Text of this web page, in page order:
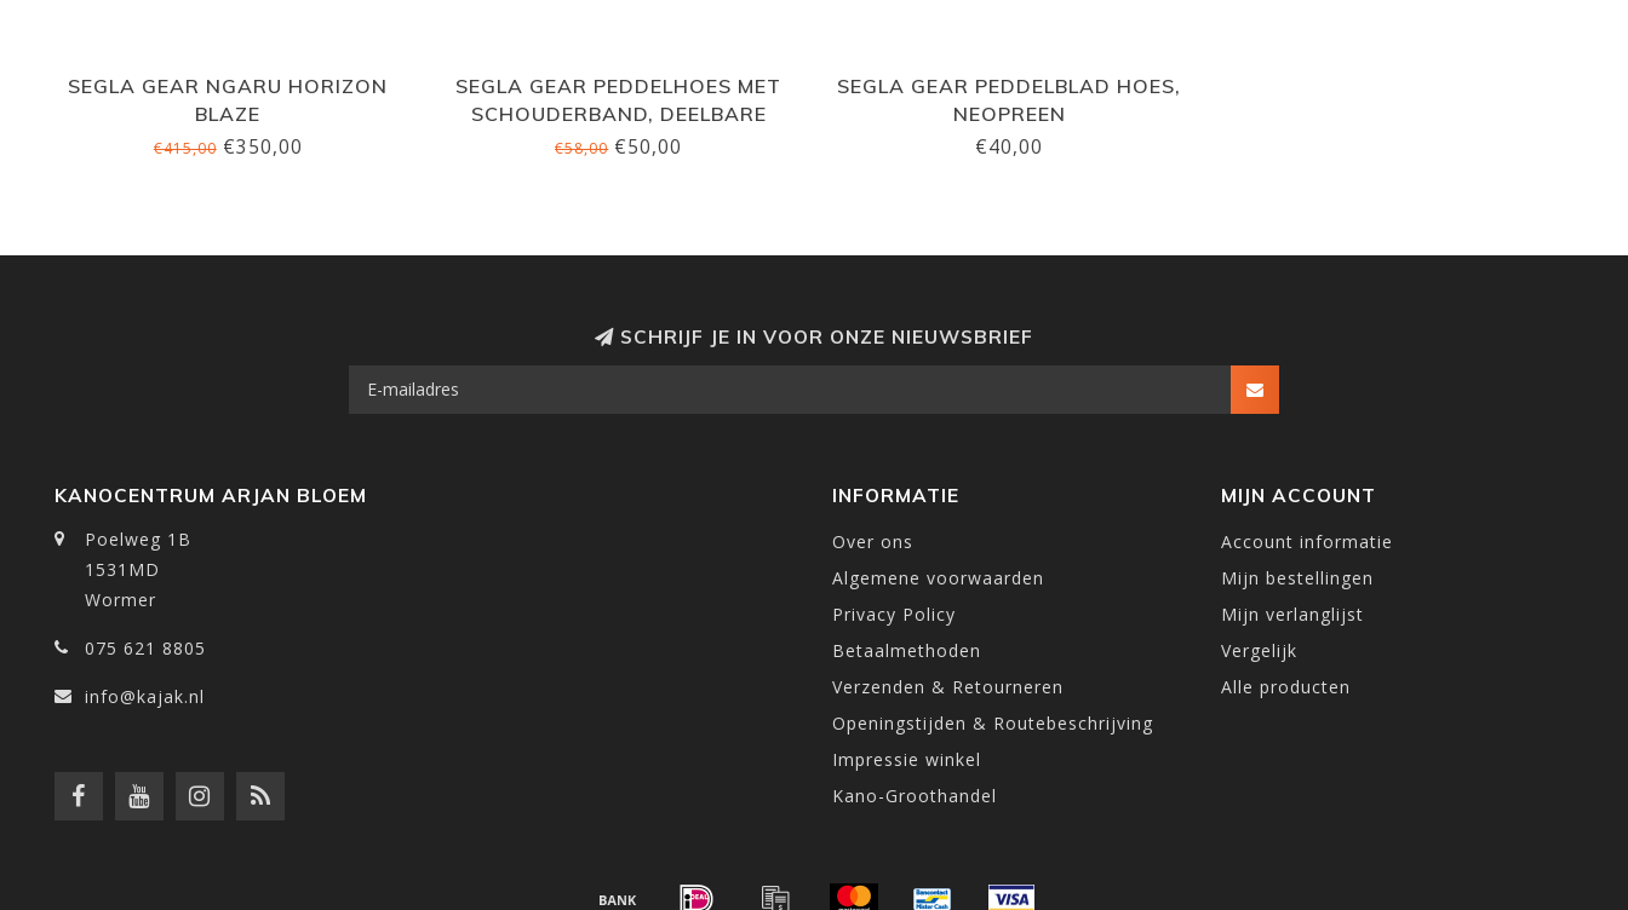
SEGLA GEAR NGARU HORIZON
BLAZE
€415,00€350,00
SEGLA GEAR PEDDELHOES MET
SCHOUDERBAND, DEELBARE
PEDDEL
€58,00€50,00
SEGLA GEAR PEDDELBLAD HOES,
NEOPREEN
€40,00
SCHRIJF JE IN VOOR ONZE NIEUWSBRIEF
KANOCENTRUM ARJAN BLOEM
Poelweg 1B
1531MD
Wormer
075 621 8805
info@kajak.nl
INFORMATIE
Over ons
Algemene voorwaarden
Privacy Policy
Betaalmethoden
Verzenden & Retourneren
Openingstijden & Routebeschrijving
Impressie winkel
Kano-Groothandel
MIJN ACCOUNT
Account informatie
Mijn bestellingen
Mijn verlanglijst
Vergelijk
Alle producten